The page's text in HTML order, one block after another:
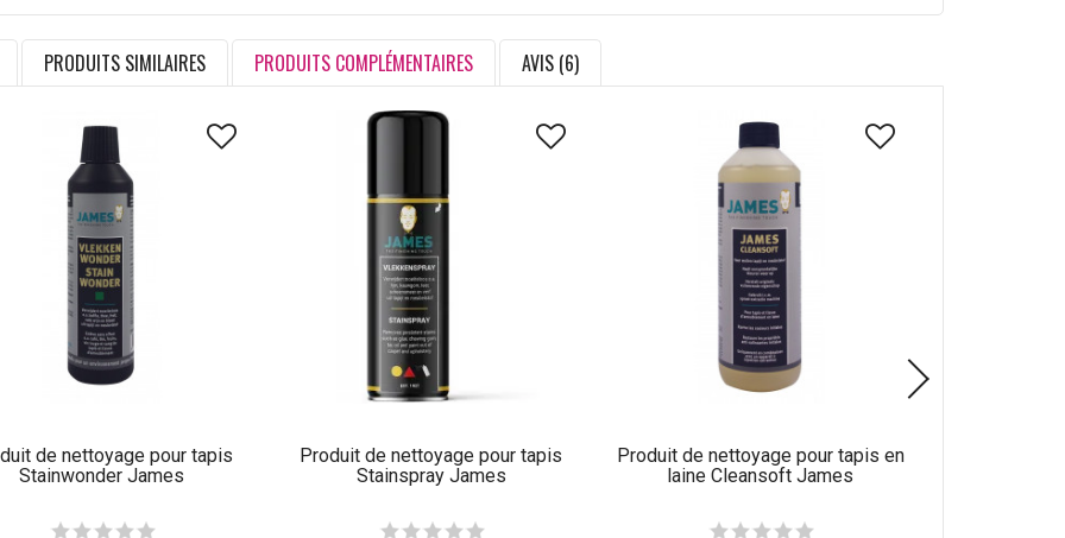
PRODUITS SIMILAIRES PRODUITS COMPLÉMENTAIRES AVIS (6)
de nettoyage pour tapis
Stainwonder James
Produit de nettoyage pour tapis
Stainspray James
Produit de nettoyage pour tapis en
laine Cleansoft James